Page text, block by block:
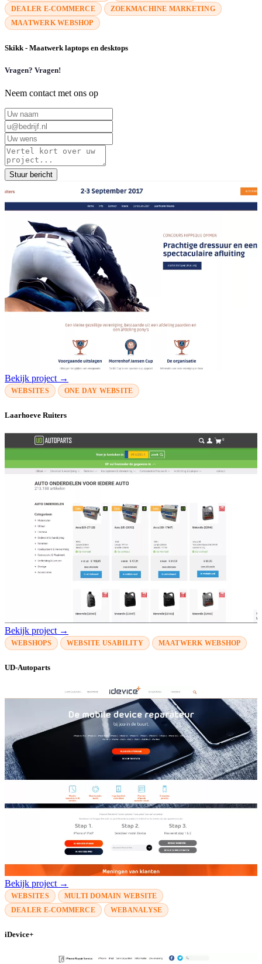
DEALER E-COMMERCE
ZOEKMACHINE MARKETING
MAATWERK WEBSHOP
Skikk - Maatwerk laptops en desktops
Vragen? Vragen!
Neem contact met ons op
Stuur bericht
Bekijk project →
WEBSITES ONE DAY WEBSITE
Laarhoeve Ruiters
Bekijk project →
WEBSHOPS WEBSITE USABILITY MAATWERK WEBSHOP
UD-Autoparts
Bekijk project →
WEBSITES
MULTI DOMAIN WEBSITE
DEALER E-COMMERCE
WEBANALYSE
iDevice+